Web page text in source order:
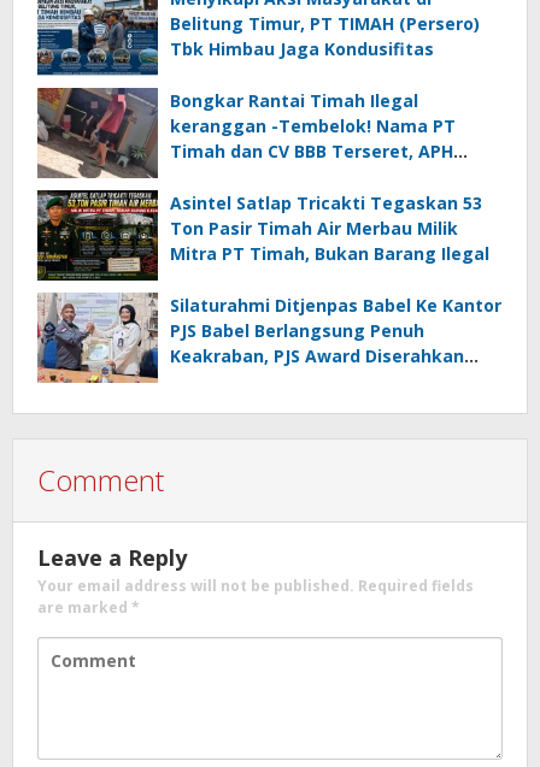
Belitung Timur, PT TIMAH (Persero)
Tbk Himbau Jaga Kondusifitas
Bongkar Rantai Timah Ilegal
keranggan -Tembelok! Nama PT
Timah dan CV BBB Terseret, APH
Asintel Satlap Tricakti Tegaskan 53
Ton Pasir Timah Air Merbau Milik
Mitra PT Timah, Bukan Barang Ilegal
Silaturahmi Ditjenpas Babel Ke Kantor
PJS Babel Berlangsung Penuh
Keakraban, PJS Award Diserahkan
Comment
Leave a Reply
Your email address will not be published. Required fields
are marked *